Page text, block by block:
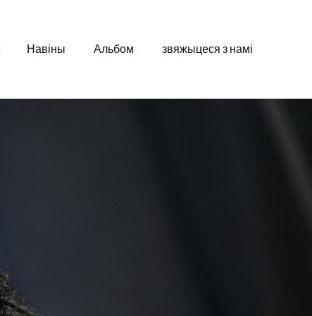
Навіны Альбом звяжыцеся з намі